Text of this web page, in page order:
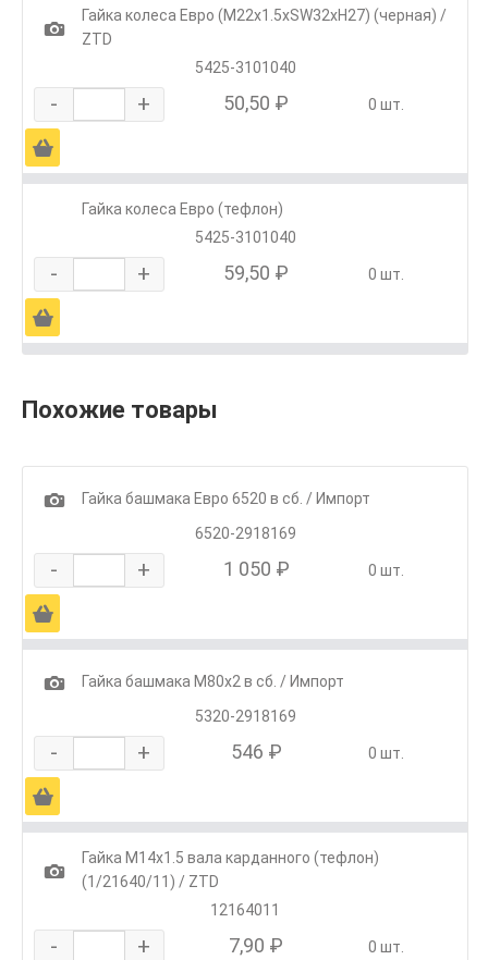
1
Гайка колеса Евро (M22x1.5xSW32xH27) (черная) /
ZTD
5425-3101040
- + 50,50 ₽ 0 шт.
Ä
Гайка колеса Евро (тефлон)
5425-3101040
- + 59,50 ₽ 0 шт.
Ä
Похожие товары
1
Гайка башмака Евро 6520 в сб. / Импорт
6520-2918169
- + 1 050 ₽ 0 шт.
Ä
1
Гайка башмака М80х2 в сб. / Импорт
5320-2918169
- + 546 ₽ 0 шт.
Ä
1
Гайка М14х1.5 вала карданного (тефлон)
(1/21640/11) / ZTD
12164011
- + 7,90 ₽ 0 шт.